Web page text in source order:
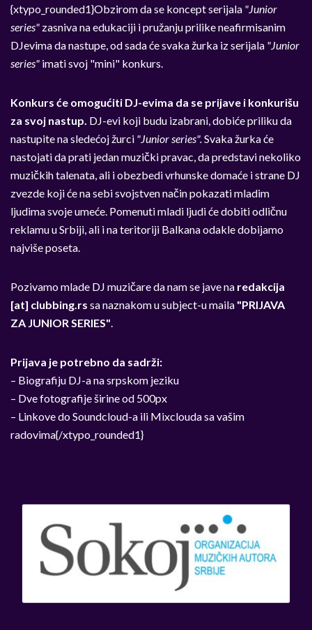
{xtypo_rounded1}Obzirom da se koncept serijala "Junior
series" zasniva na edukaciji i pružanju prilike neafirmisanim
DJevima da nastupe, od sada će svaka žurka iz serijala "Junior
series" imati svoj "mini" konkurs.
Konkurs će omogućiti DJ-evima da se prijave i konkurišu
za svoj nastup. DJ-evi koji budu izabrani, dobiće priliku da
nastupite na sledećoj žurci "Junior series".Svaka žurka će
nastojati da prati jedan muzički pravac, da predstavi nekoliko
muzičkih talenata, ali i obezbedi vrhunske domaće i strane DJ
zvezde koji će na sebi svojstven način pokazati mladim
ljudima svoje umeće. Pomenuti mladi ljudi će dobiti odličnu
reklamu u Srbiji, ali i na teritoriji Balkana odakle dobijamo
najviše poseta.
Pozivamo mlade DJ muzičare da nam se jave na redakcija
[at] clubbing.rs sa naznakom u subject-u maila "PRIJAVA
ZA JUNIOR SERIES".
Prijava je potrebno da sadrži:
– Biografiju DJ-a na srpskom jeziku
– Dve fotografije širine od 500px
– Linkove do Soundcloud-a ili Mixclouda sa vašim
radovima{/xtypo_rounded1}